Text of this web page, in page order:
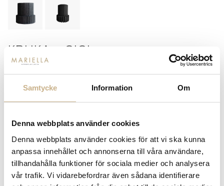
Samtycke Information Om
Denna webbplats använder cookies
Denna webbplats använder cookies för att vi ska kunna
anpassa innehållet och annonserna till våra användare,
tillhandahålla funktioner för sociala medier och analysera
vår trafik. Vi vidarebefordrar även sådana identifierare
Mini
+
- LÄGG I VARUKORG
Lagerstatus: I lager
14 dagars returrätt på lagervaror.
Läs mer
Leverans inom 3-5 arbetsdagar på lagervaror